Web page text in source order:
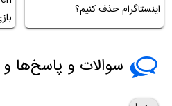
اینستاگرام حذف کنیم؟
سوالات و پاسخ‌ها و